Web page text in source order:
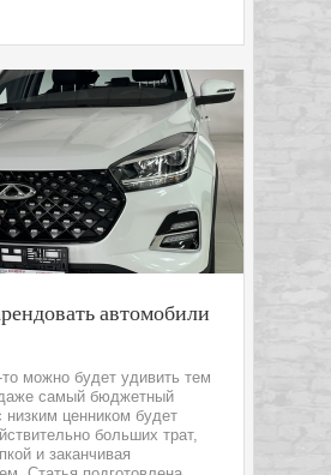
автомобили
можно будет удивить тем
самый бюджетный
низким ценником будет
больших трат,
и заканчивая